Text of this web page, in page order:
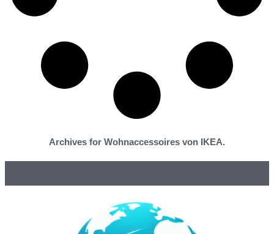
Archives for Wohnaccessoires von IKEA.